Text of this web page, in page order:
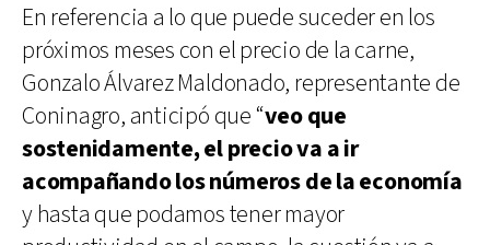
En referencia a lo que puede suceder en los
próximos meses con el precio de la carne,
Gonzalo Álvarez Maldonado, representante de
Coninagro, anticipó que “veo que
sostenidamente, el precio va a ir
acompañando los números de la economía
y hasta que podamos tener mayor